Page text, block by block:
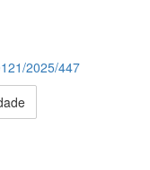
2025/447